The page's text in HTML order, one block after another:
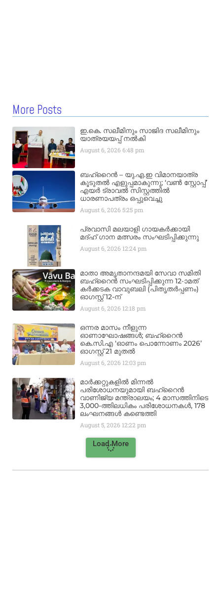
More Posts
ഇ.കെ. സലീമിനും സാജിദ സലീമിനും
യാത്രയയപ്പ് നൽകി
August 6, 20266:48 pm
ബഹ്‌റൈൻ – യു.എ.ഇ വിമാനയാത്ര
കൂടുതൽ എളുപ്പമാകുന്നു; ‘വൺ സ്റ്റോപ്പ്’
എയർ ട്രാവൽ സിസ്റ്റത്തിൽ
ധാരണാപത്രം ഒപ്പുവെച്ചു
August 6, 20265:25 pm
പ്രവാസി മലയാളി ഗായകർക്കായി
മദ്ഹ് ഗാന മത്സരം സംഘടിപ്പിക്കുന്നു
August 6, 2026 12:24 pm
മാതാ അമൃതാനന്ദമയി സേവാ സമിതി
ബഹ്‌റൈൻ സംഘടിപ്പിക്കുന്ന 12-ാമത്
കർക്കടക വാവുബലി (പിതൃതർപ്പണം)
ഓഗസ്റ്റ് 12-ന്
August 6, 2026 12:18 pm
ഒന്നര മാസം നീളുന്ന
ഓണാഘോഷങ്ങൾ; ബഹ്‌റൈൻ
കെ.സി.എ ‘ഓണം പൊന്നോണം 2026’
ഓഗസ്റ്റ് 21 മുതൽ
August 6, 2026 12:03 pm
മാർക്കറ്റുകളിൽ മിന്നൽ
പരിശോധനയുമായി ബഹ്‌റൈൻ
വാണിജ്യ മന്ത്രാലയം; 4 മാസത്തിനിടെ
3,000-ത്തിലധികം പരിശോധനകൾ, 178
ലംഘനങ്ങൾ കണ്ടെത്തി
August 5, 2026 12:22 pm
Load More